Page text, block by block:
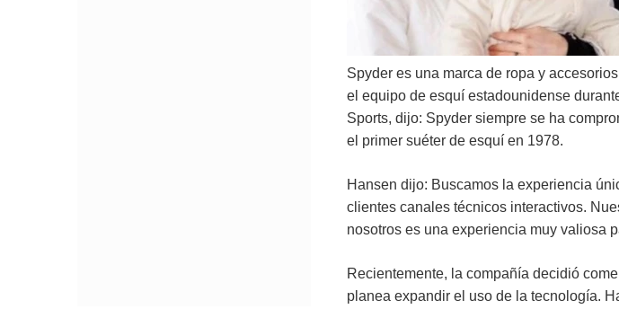
Spyder es una marca de ropa y
el equipo de esquí estadounidense
Sports, dijo: Spyder siempre se ha
el primer suéter de esquí en 1978.
Hansen dijo: Buscamos la experiencia
clientes canales técnicos interactivos.
nosotros es una experiencia muy valiosa
Recientemente, la compañía decidió
planea expandir el uso de la tecnología.